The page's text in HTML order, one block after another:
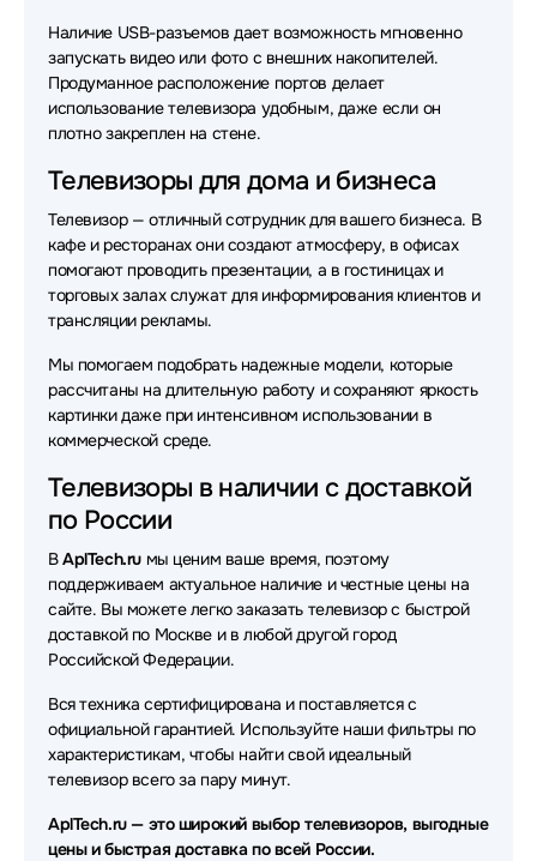
Наличие USB-разъемов дает возможность мгновенно
запускать видео или фото с внешних накопителей.
Продуманное расположение портов делает
использование телевизора удобным, даже если он
плотно закреплен на стене.
Телевизоры для дома и бизнеса
Телевизор — отличный сотрудник для вашего бизнеса. В
кафе и ресторанах они создают атмосферу, в офисах
помогают проводить презентации, а в гостиницах и
торговых залах служат для информирования клиентов и
трансляции рекламы.
Мы помогаем подобрать надежные модели, которые
рассчитаны на длительную работу и сохраняют яркость
картинки даже при интенсивном использовании в
коммерческой среде.
Телевизоры в наличии с доставкой
по России
ВAplTech.ruмы ценим ваше время, поэтому
поддерживаем актуальное наличие и честные цены на
сайте. Вы можете легко заказать телевизор с быстрой
доставкой по Москве и в любой другой город
Российской Федерации.
Вся техника сертифицирована и поставляется с
официальной гарантией. Используйте наши фильтры по
характеристикам, чтобы найти свой идеальный
телевизор всего за пару минут.
AplTech.ru — это широкий выбор телевизоров, выгодные
цены и быстрая доставка по всей России.